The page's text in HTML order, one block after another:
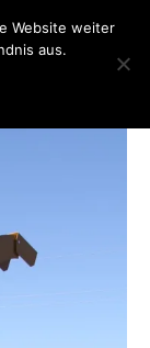
Website weiter
aus.